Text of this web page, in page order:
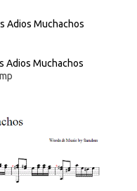
Adios Muchachos
Adios Muchachos